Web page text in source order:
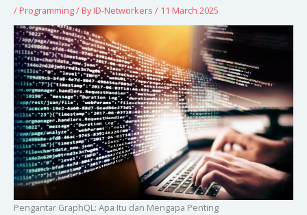
/ Programming/ ByID-Networkers / 11 March 2025
Pengantar GraphQL: Apa Itu dan Mengapa Penting